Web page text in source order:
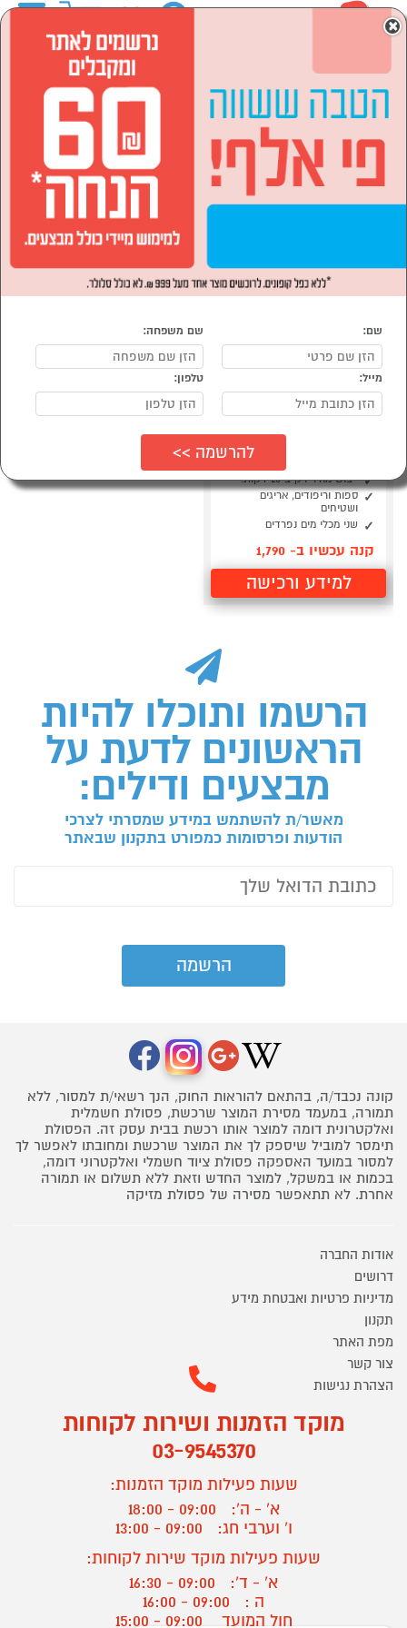
מכונות שטיפה וניקוי בקיטור
ניקוי בקיטור
נמצאו 1 מוצרי ניקוי בקיטור
מיון: הפופולרים ביותר
סמן להשוואה
שואבת ושוטפת BISSELL
ייבוש מהיר רק ב 25 דקות!
ספות וריפודים, אריגים
ושטיחים
שני מכלי מים נפרדים
קנה עכשיו ב- 1,790
למידע ורכישה
הרשמו ותוכלו להיות
הראשונים לדעת על
מבצעים ודילים:
מאשר/ת להשתמש במידע שמסרתי לצרכי
הודעות ופרסומות כמפורט בתקנון שבאתר
קונה נכבד/ה, בהתאם להוראות החוק, הנך רשאי/ת למסור, ללא
תמורה, במעמד מסירת המוצר שרכשת, פסולת חשמלית
ואלקטרונית דומה למוצר אותו רכשת בבית עסק זה. הפסולת
תימסר למוביל שיספק לך את המוצר שרכשת ומחובתו לאפשר לך
למסור במועד האספקה פסולת ציוד חשמלי ואלקטרוני דומה,
בכמות או במשקל, למוצר החדש וזאת ללא תשלום או תמורה
אחרת. לא תתאפשר מסירה של פסולת מזיקה
אודות החברה
דרושים
מדיניות פרטיות ואבטחת מידע
תקנון
מפת האתר
צור קשר
הצהרת נגישות
מוקד הזמנות ושירות לקוחות
03-9545370
שעות פעילות מוקד הזמנות:
א' - ה':
09:00 - 18:00
ו' וערבי חג:
09:00 - 13:00
שעות פעילות מוקד שירות לקוחות:
א' - ד':
09:00 - 16:30
ה :
09:00 - 16:00
חול המועד
×
שם: שם משפחה:
מייל: טלפון: